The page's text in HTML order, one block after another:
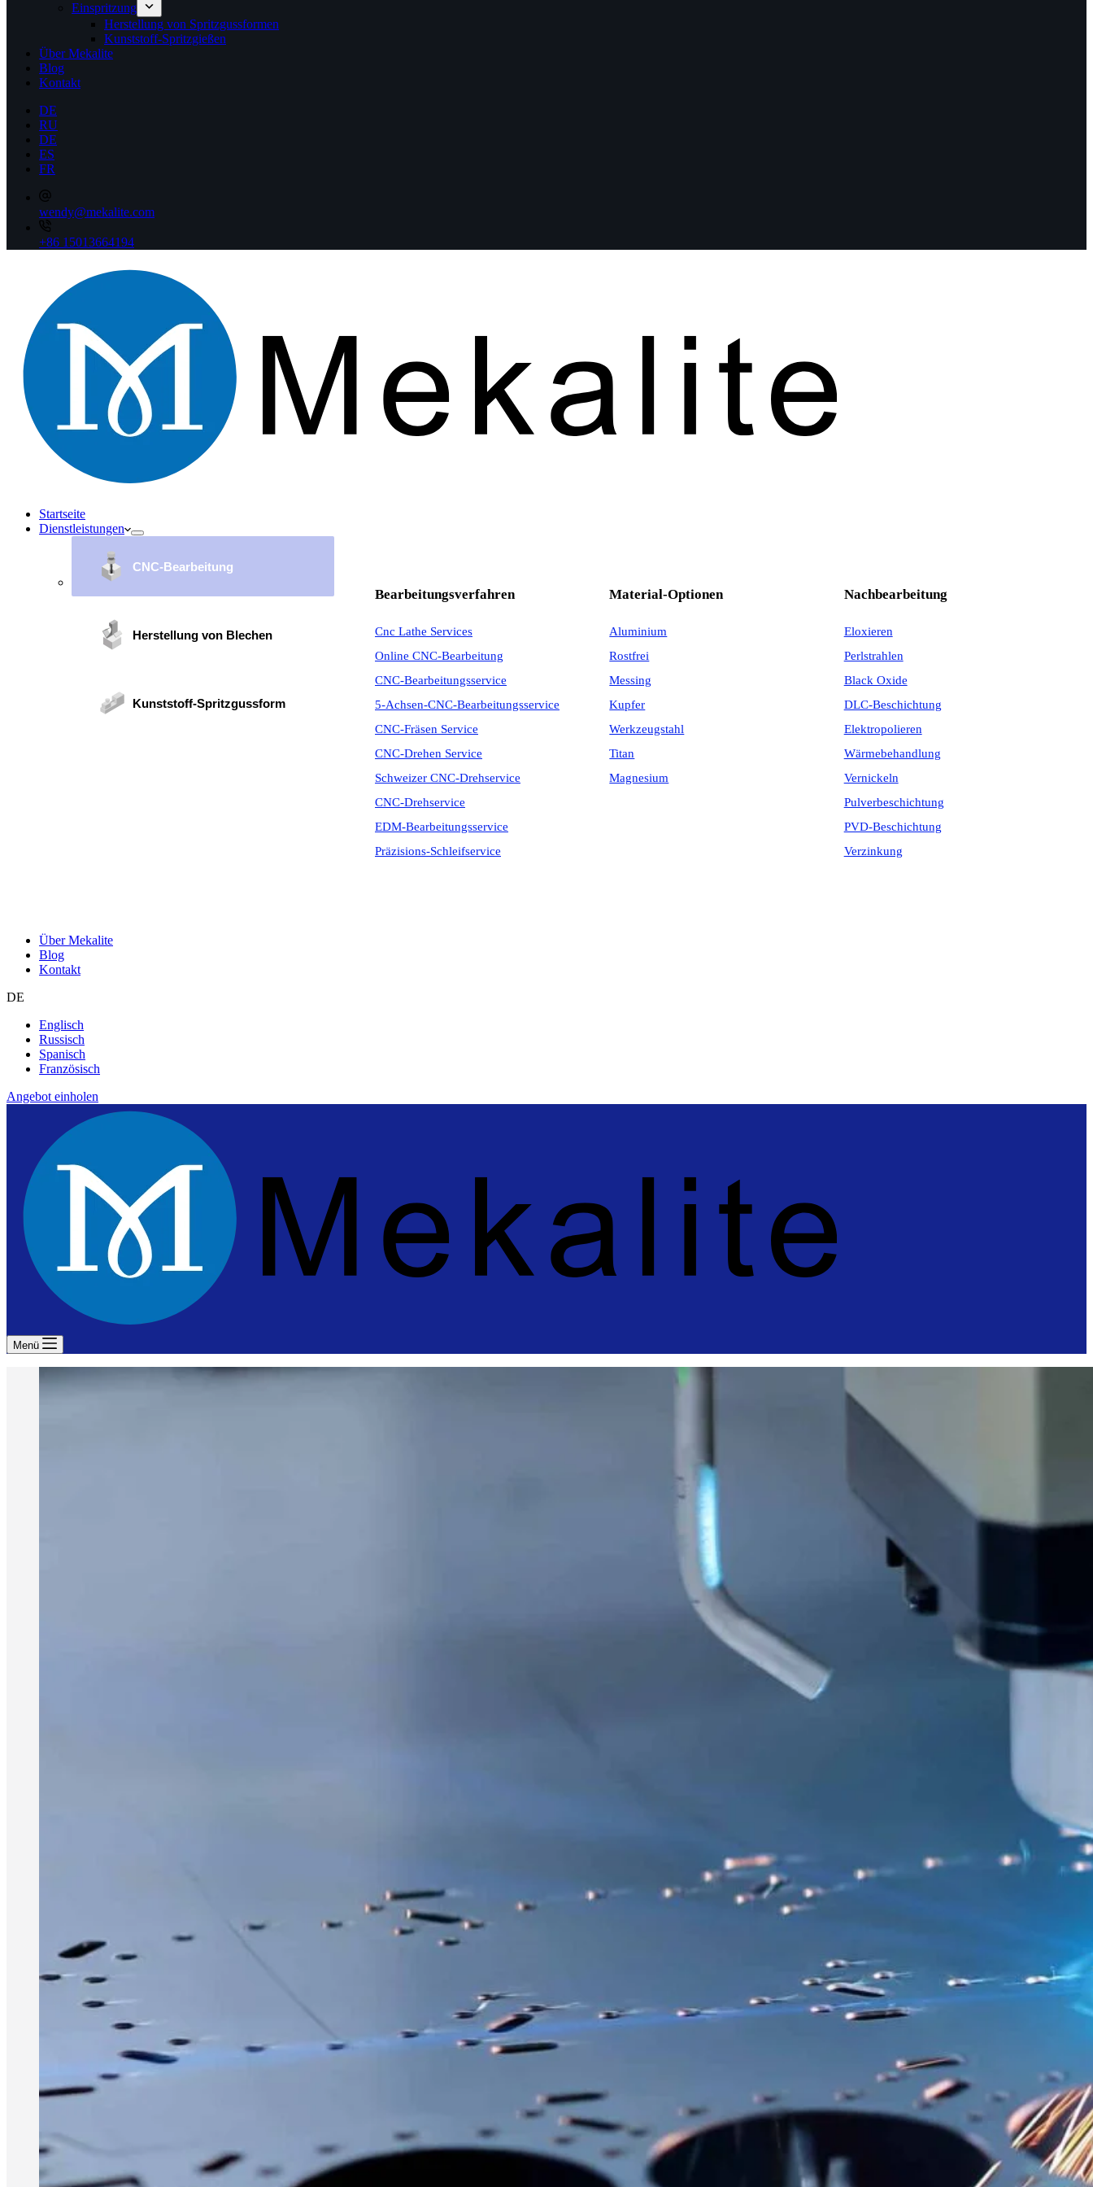
Einspritzung
Herstellung von Spritzgussformen
Kunststoff-Spritzgießen
Über Mekalite
Blog
Kontakt
DE
RU
DE
ES
FR
wendy@mekalite.com
+86 15013664194
Startseite
Dienstleistungen
CNC-Bearbeitung
Herstellung von Blechen
Kunststoff-Spritzgussform
Bearbeitungsverfahren
Cnc Lathe Services
Online CNC-Bearbeitung
CNC-Bearbeitungsservice
5-Achsen-CNC-Bearbeitungsservice
CNC-Fräsen Service
CNC-Drehen Service
Schweizer CNC-Drehservice
CNC-Drehservice
EDM-Bearbeitungsservice
Präzisions-Schleifservice
Material-Optionen
Aluminium
Rostfrei
Messing
Kupfer
Werkzeugstahl
Titan
Magnesium
Nachbearbeitung
Eloxieren
Perlstrahlen
Black Oxide
DLC-Beschichtung
Elektropolieren
Wärmebehandlung
Vernickeln
Pulverbeschichtung
PVD-Beschichtung
Verzinkung
Über Mekalite
Blog
Kontakt
DE
Englisch
Russisch
Spanisch
Französisch
Angebot einholen
Menü